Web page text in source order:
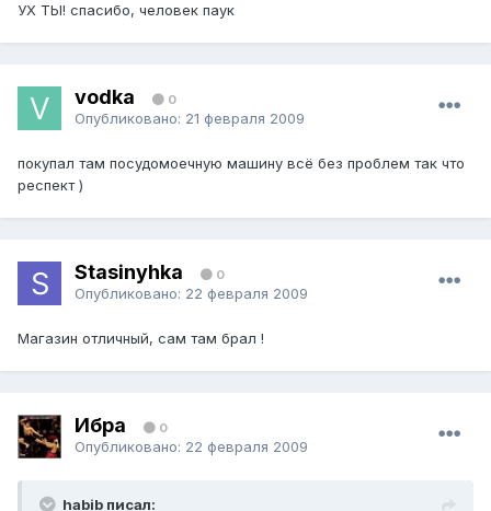
УХ ТЫ! спасибо, человек паук
vodka 0
Опубликовано: 21 февраля 2009
покупал там посудомоечную машину всё без проблем так что
респект )
Stasinyhka 0
Опубликовано: 22 февраля 2009
Магазин отличный, сам там брал !
Ибра 0
Опубликовано: 22 февраля 2009
habib писал: